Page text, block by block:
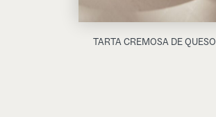
TARTA CREMOSA DE QUESO